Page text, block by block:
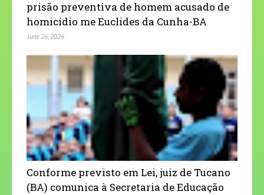
prisão preventiva de homem acusado de
homicídio me Euclides da Cunha-BA
June 26, 2026
Conforme previsto em Lei, juiz de Tucano
(BA) comunica à Secretaria de Educação